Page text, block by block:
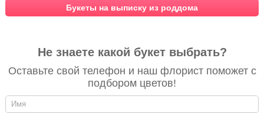
Букеты на выписку из роддома
Не знаете какой букет выбрать?
Оставьте свой телефон и наш флорист поможет с
подбором цветов!